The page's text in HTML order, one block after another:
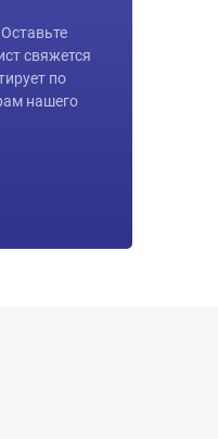
свяжется
по
нашего